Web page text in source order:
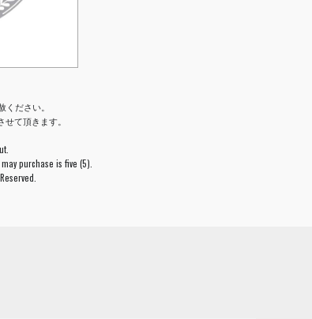
ださい。
て頂きます。
purchase is five (5).